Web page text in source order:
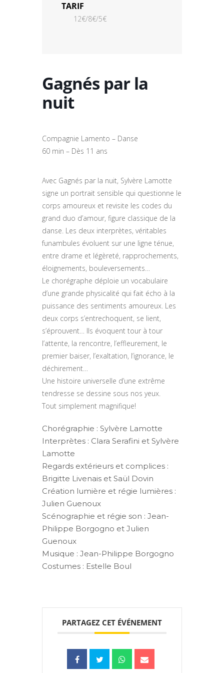
TARIF
12€/8€/5€
Gagnés par la
nuit
Compagnie Lamento – Danse
60 min – Dès 11 ans
Avec Gagnés par la nuit, Sylvère Lamotte
signe un portrait sensible qui questionne le
corps amoureux et revisite les codes du
grand duo d’amour, figure classique de la
danse. Les deux interprètes, véritables
funambules évoluent sur une ligne ténue,
entre drame et légèreté, rapprochements,
éloignements, bouleversements…
Le chorégraphe déploie un vocabulaire
d’une grande physicalité qui fait écho à la
puissance des sentiments amoureux. Les
deux corps s’entrechoquent, se lient,
s’éprouvent… Ils évoquent tour à tour
l’attente, la rencontre, l’effleurement, le
premier baiser, l’exaltation, l’ignorance, le
déchirement…
Une histoire universelle d’une extrême
tendresse se dessine sous nos yeux.
Tout simplement magnifique!
Chorégraphie : Sylvère Lamotte
Interprètes : Clara Serafini et Sylvère
Lamotte
Regards extérieurs et complices :
Brigitte Livenais et Saül Dovin
Création lumière et régie lumières :
Julien Guenoux
Scénographie et régie son : Jean-
Philippe Borgogno et Julien
Guenoux
Musique : Jean-Philippe Borgogno
Costumes : Estelle Boul
PARTAGEZ CET ÉVÉNEMENT